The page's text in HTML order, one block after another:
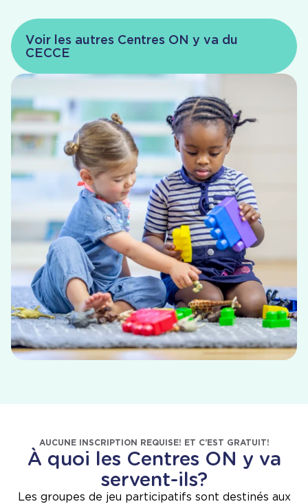
Voir les autres Centres ON y va du
CECCE
AUCUNE INSCRIPTION REQUISE! ET C’EST GRATUIT!
À quoi les Centres ON y va
servent-ils?
Les groupes de jeu participatifs sont destinés aux